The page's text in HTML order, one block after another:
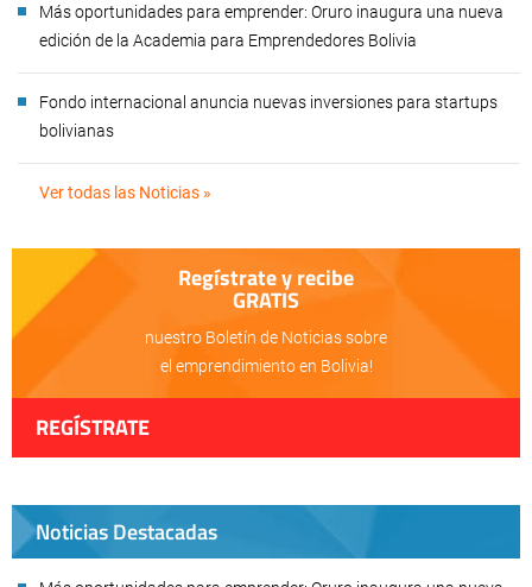
Más oportunidades para emprender: Oruro inaugura una nueva
edición de la Academia para Emprendedores Bolivia
Fondo internacional anuncia nuevas inversiones para startups
bolivianas
Ver todas las Noticias »
Regístrate y recibe
GRATIS
nuestro Boletín de Noticias sobre
el emprendimiento en Bolivia!
REGÍSTRATE
Noticias Destacadas